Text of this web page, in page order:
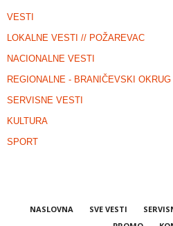
VESTI
LOKALNE VESTI // POŽAREVAC
NACIONALNE VESTI
REGIONALNE - BRANIČEVSKI OKRUG
SERVISNE VESTI
KULTURA
SPORT
NASLOVNA SVE VESTI